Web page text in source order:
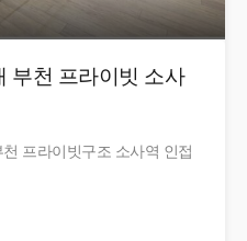
부천 프라이빗 소사
프라이빗구조 소사역 인접